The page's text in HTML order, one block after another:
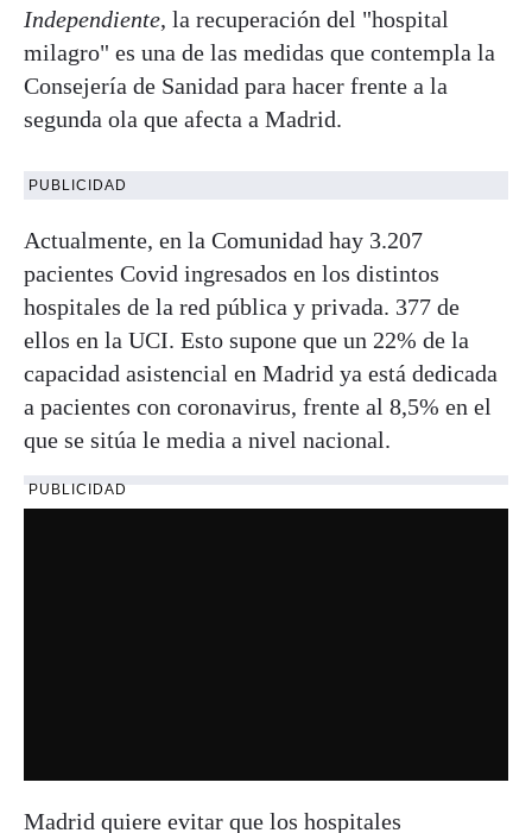
Independiente, la recuperación del "hospital
milagro" es una de las medidas que contempla la
Consejería de Sanidad para hacer frente a la
segunda ola que afecta a Madrid.
PUBLICIDAD
Actualmente, en la Comunidad hay 3.207
pacientes Covid ingresados en los distintos
hospitales de la red pública y privada. 377 de
ellos en la UCI. Esto supone que un 22% de la
capacidad asistencial en Madrid ya está dedicada
a pacientes con coronavirus, frente al 8,5% en el
que se sitúa le media a nivel nacional.
PUBLICIDAD
Madrid quiere evitar que los hospitales